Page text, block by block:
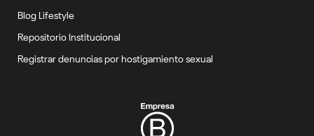
Blog Lifestyle
Repositorio Institucional
Registrar denuncias por hostigamiento sexual